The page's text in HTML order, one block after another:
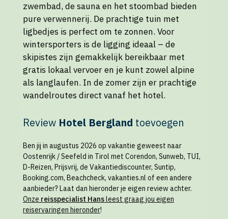
zwembad, de sauna en het stoombad bieden
pure verwennerij. De prachtige tuin met
ligbedjes is perfect om te zonnen. Voor
wintersporters is de ligging ideaal – de
skipistes zijn gemakkelijk bereikbaar met
gratis lokaal vervoer en je kunt zowel alpine
als langlaufen. In de zomer zijn er prachtige
wandelroutes direct vanaf het hotel.
Review Hotel Bergland toevoegen
Ben jij in augustus 2026 op vakantie geweest naar
Oostenrijk / Seefeld in Tirol met Corendon, Sunweb, TUI,
D-Reizen, Prijsvrij, de Vakantiediscounter, Suntip,
Booking.com, Beachcheck, vakanties.nl of een andere
aanbieder? Laat dan hieronder je eigen review achter.
Onze reisspecialist Hansleest graag jou eigen
reiservaringen hieronder!